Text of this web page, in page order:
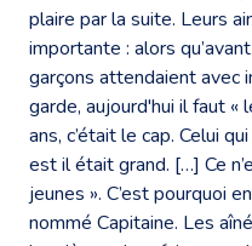
plaire par la suite. Leurs
importante : alors
garçons attendaient avec
garde, aujourd'hui il faut «
ans, c’était le cap. Celui
est il était grand. […] Ce
jeunes ». C’est pourquoi
nommé Capitaine. Les